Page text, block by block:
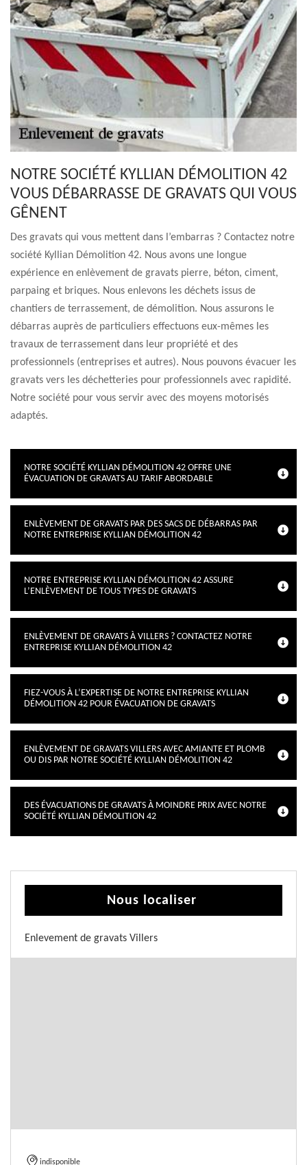
NOTRE SOCIÉTÉ KYLLIAN DÉMOLITION 42
VOUS DÉBARRASSE DE GRAVATS QUI VOUS
GÊNENT
Des gravats qui vous mettent dans l’embarras ? Contactez notre
société Kyllian Démolition 42. Nous avons une longue
expérience en enlèvement de gravats pierre, béton, ciment,
parpaing et briques. Nous enlevons les déchets issus de
chantiers de terrassement, de démolition. Nous assurons le
débarras auprès de particuliers effectuons eux-mêmes les
travaux de terrassement dans leur propriété et des
professionnels (entreprises et autres). Nous pouvons évacuer les
gravats vers les déchetteries pour professionnels avec rapidité.
Notre société pour vous servir avec des moyens motorisés
adaptés.
NOTRE SOCIÉTÉ KYLLIAN DÉMOLITION 42 OFFRE UNE
ÉVACUATION DE GRAVATS AU TARIF ABORDABLE
ENLÈVEMENT DE GRAVATS PAR DES SACS DE DÉBARRAS PAR
NOTRE ENTREPRISE KYLLIAN DÉMOLITION 42
NOTRE ENTREPRISE KYLLIAN DÉMOLITION 42 ASSURE
L’ENLÈVEMENT DE TOUS TYPES DE GRAVATS
ENLÈVEMENT DE GRAVATS À VILLERS ? CONTACTEZ NOTRE
ENTREPRISE KYLLIAN DÉMOLITION 42
FIEZ-VOUS À L’EXPERTISE DE NOTRE ENTREPRISE KYLLIAN
DÉMOLITION 42 POUR ÉVACUATION DE GRAVATS
ENLÈVEMENT DE GRAVATS VILLERS AVEC AMIANTE ET PLOMB
OU DIS PAR NOTRE SOCIÉTÉ KYLLIAN DÉMOLITION 42
DES ÉVACUATIONS DE GRAVATS À MOINDRE PRIX AVEC NOTRE
SOCIÉTÉ KYLLIAN DÉMOLITION 42
Nous localiser
Enlevement de gravats Villers
indisponible